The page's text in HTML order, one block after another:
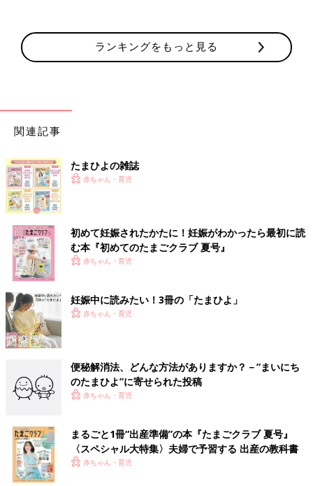
ランキングをもっと見る
関連記事
たまひよの雑誌
赤ちゃん・育児
初めて妊娠されたかたに！妊娠がわかったら最初に読
む本『初めてのたまごクラブ 夏号』
赤ちゃん・育児
妊娠中に読みたい！3冊の「たまひよ」
赤ちゃん・育児
便秘解消法、どんな方法がありますか？－”まいにち
のたまひよ”に寄せられた投稿
赤ちゃん・育児
まるごと1冊“出産準備”の本『たまごクラブ 夏号』
〈スペシャル大特集〉夫婦で予習する 出産の教科書
赤ちゃん・育児